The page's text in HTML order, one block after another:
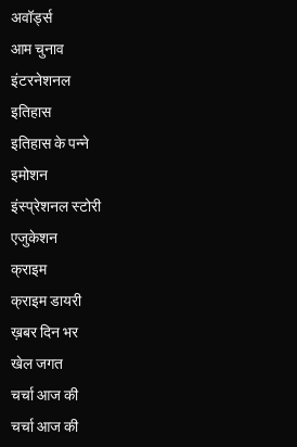
अवॉर्ड्स
आम चुनाव
इंटरनेशनल
इतिहास
इतिहास के पन्ने
इमोशन
इंस्प्रेशनल स्टोरी
एजुकेशन
क्राइम
क्राइम डायरी
ख़बर दिन भर
खेल जगत
चर्चा आज की
चर्चा आज की